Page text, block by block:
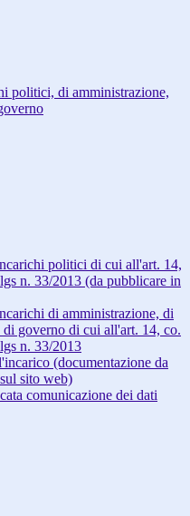
politici, di amministrazione,
politici di cui all'art. 14,
n. 33/2013 (da pubblicare in
di amministrazione, di
di governo di cui all'art. 14, co.
n. 33/2013
(documentazione da
sito web)
comunicazione dei dati